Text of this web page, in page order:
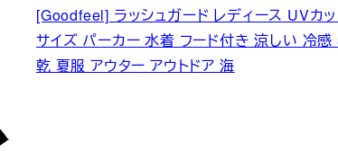
[Goodfeel] ラッシュガード レディース UV
サイズ パーカー 水着 フード付き 涼しい 冷
乾 夏服 アウター アウトドア 海